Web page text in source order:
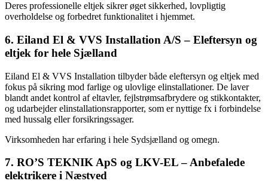
Deres professionelle eltjek sikrer øget sikkerhed, lovpligtig
overholdelse og forbedret funktionalitet i hjemmet.
6. Eiland El & VVS Installation A/S – Eleftersyn og
eltjek for hele Sjælland
Eiland El & VVS Installation tilbyder både eleftersyn og eltjek med
fokus på sikring mod farlige og ulovlige elinstallationer. De laver
blandt andet kontrol af eltavler, fejlstrømsafbrydere og stikkontakter,
og udarbejder elinstallationsrapporter, som er nyttige fx i forbindelse
med hussalg eller forsikringssager.
Virksomheden har erfaring i hele Sydsjælland og omegn.
7. RO’S TEKNIK ApS og LKV-EL – Anbefalede
elektrikere i Næstved